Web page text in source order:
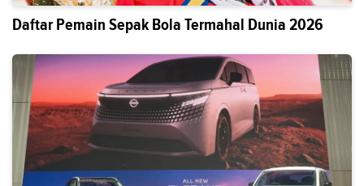
Daftar Pemain Sepak Bola Termahal Dunia 2026